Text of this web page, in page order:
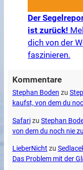
Der
ist zurück!
dich von der
faszinieren.
Kommentare
Stephan Boden zu
kaufst, von dem du
Safarizu Stephan
von dem du noch nie
LieberNicht zu
Das Problem mit der